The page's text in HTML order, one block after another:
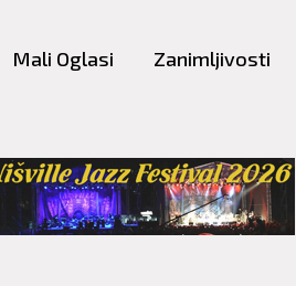
Mali Oglasi Zanimljivosti